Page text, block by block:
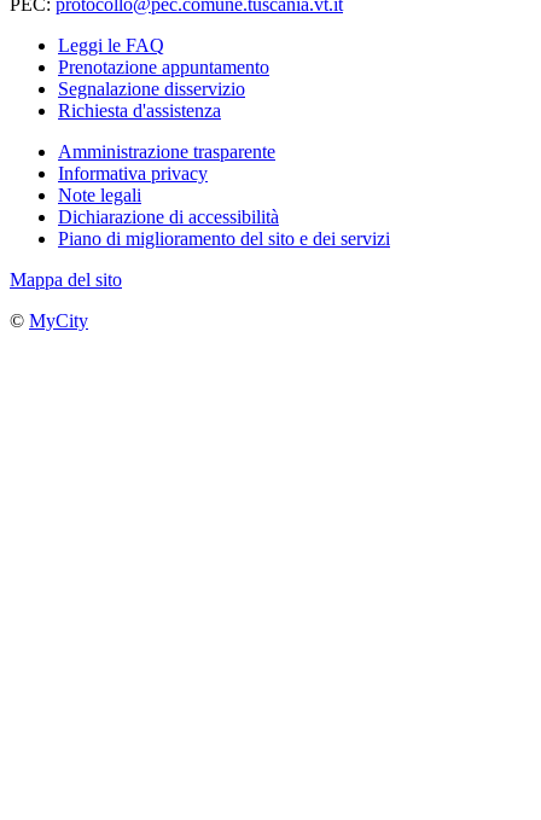
Leggi le FAQ
Prenotazione appuntamento
Segnalazione disservizio
Richiesta d'assistenza
Amministrazione trasparente
Informativa privacy
Note legali
Dichiarazione di accessibilità
Piano di miglioramento del sito e dei servizi
Mappa del sito
© MyCity